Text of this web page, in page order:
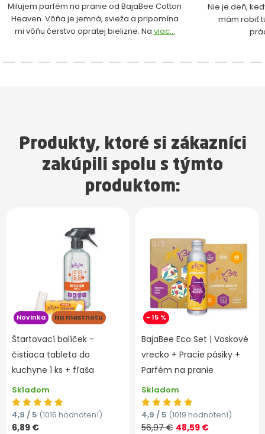
Milujem parfém na pranie od BajaBee Cotton
Heaven. Vôňa je jemná, svieža a pripomína
mi vôňu čerstvo opratej bielizne. Na viac...
Nie je deň,
mám robiť
Produkty, ktoré si zákazníci
zakúpili spolu s týmto
produktom:
Novinka Na mastnotu
Štartovací balíček -
čistiaca tableta do
kuchyne 1 ks + fľaša
Skladom
4,9 / 5 (1016 hodnotení)
6,89 €
- 15 %
BajaBee Eco Set | Voskové
vrecko + Pracie pásiky +
Parfém na pranie
Skladom
4,9 / 5 (1019 hodnotení)
56,97 € 48,59 €